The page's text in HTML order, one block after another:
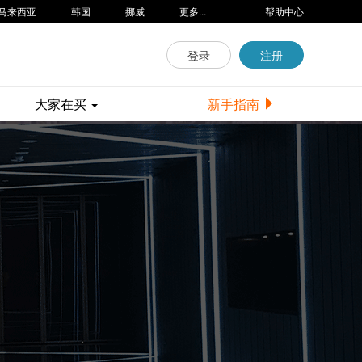
来西亚 韩国 挪威 更多... 帮助中心
登录 注册
新手指南
大家在买